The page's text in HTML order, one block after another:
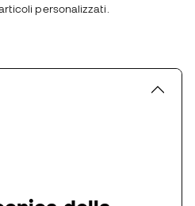
personalizzati.